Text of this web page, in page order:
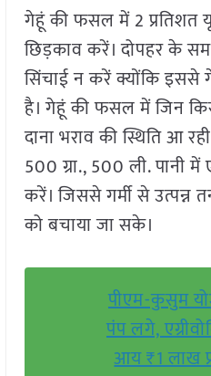
गेहूं की फसल में 2 प्रतिशत
छिड़काव करें। दोपहर के
सिंचाई न करें क्योंकि
है। गेहूं की फसल में जिन
दाना भराव की स्थिति आ
500 ग्रा., 500 ली. पानी
करें। जिससे गर्मी से उत्पन्न
को बचाया जा सके।
पीएम-कुसुम
पंप लगे,
आय ₹1 लाख